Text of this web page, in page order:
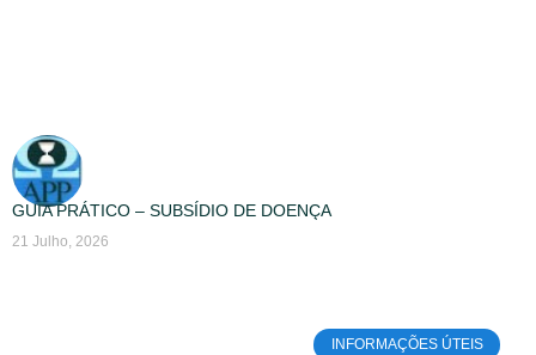
GUIA PRÁTICO – SUBSÍDIO DE DOENÇA
21 Julho, 2026
INFORMAÇÕES ÚTEIS